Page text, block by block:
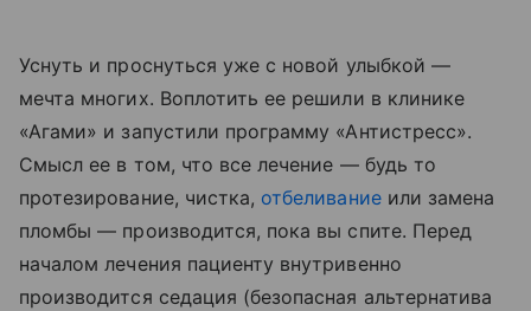
Уснуть и проснуться уже с новой улыбкой —
мечта многих. Воплотить ее решили в клинике
«Агами» и запустили программу «Антистресс».
Смысл ее в том, что все лечение — будь то
протезирование, чистка, отбеливаниеили замена
пломбы — производится, пока вы спите. Перед
началом лечения пациенту внутривенно
производится седация (безопасная альтернатива